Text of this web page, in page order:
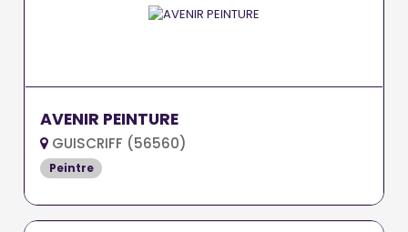
AVENIR PEINTURE
GUISCRIFF (56560)
Peintre